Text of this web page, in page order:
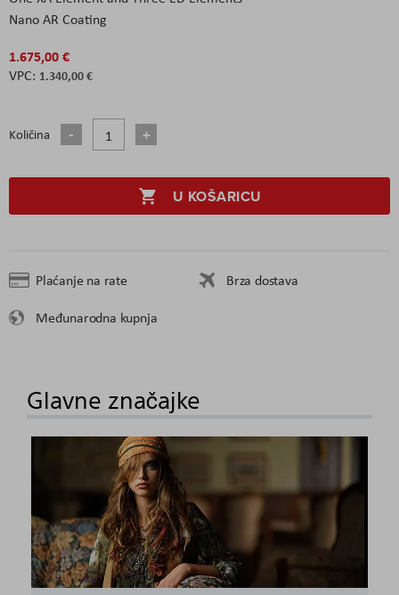
Nano AR Coating
1.675,00 €
1.340,00 €
Količina
U KOŠARICU
Plaćanje na rate
Brza dostava
Međunarodna kupnja
Glavne značajke